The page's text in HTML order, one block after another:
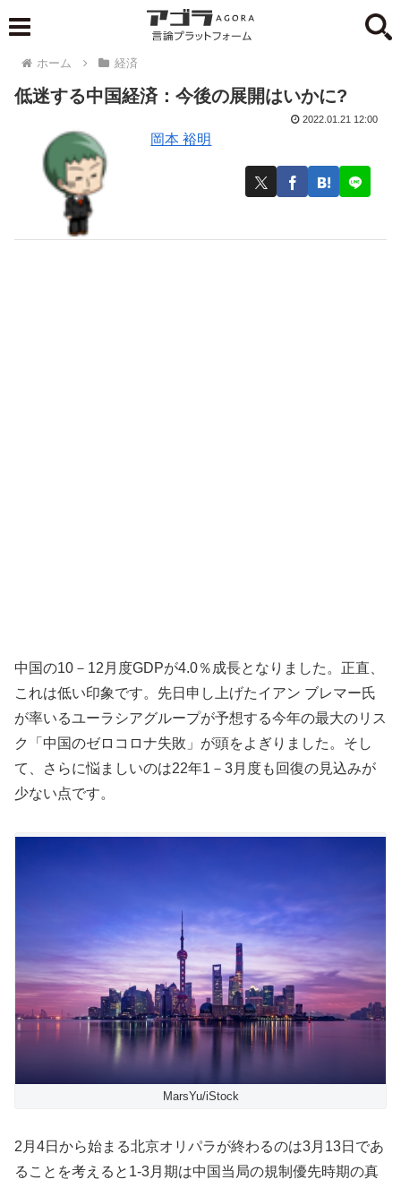
ホーム 経済
低迷する中国経済：今後の展開はいかに?
岡本 裕明
2022.01.21 12:00
中国の10－12月度GDPが4.0％成長となりました。正直、
これは低い印象です。先日申し上げたイアン ブレマー氏
が率いるユーラシアグループが予想する今年の最大のリス
ク「中国のゼロコロナ失敗」が頭をよぎりました。そし
て、さらに悩ましいのは22年1－3月度も回復の見込みが
少ない点です。
MarsYu/iStock
2月4日から始まる北京オリパラが終わるのは3月13日であ
ることを考えると1-3月期は中国当局の規制優先時期の真